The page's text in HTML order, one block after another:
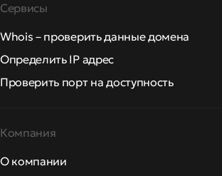
Сервисы
Whois – проверить данные домена
Определить IP адрес
Проверить порт на доступность
Компания
О компании